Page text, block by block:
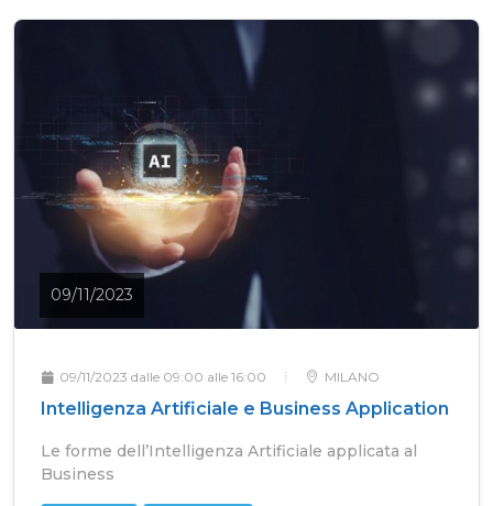
09/11/2023
09/11/2023 dalle 09:00 alle 16:00 MILANO
Intelligenza Artificiale e Business Application
Le forme dell’Intelligenza Artificiale applicata al
Business